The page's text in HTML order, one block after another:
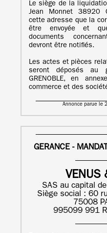
Le siège de la
Jean Monnet 38920
cette adresse que la
être envoyée et
documents
devront être notifiés.
Les actes et pièces
seront déposés au
GRENOBLE, en
commerce et des
Annonce parue le
GERANCE -
VENUS
SAS au capital
Siège social : 60
75008
995099 991